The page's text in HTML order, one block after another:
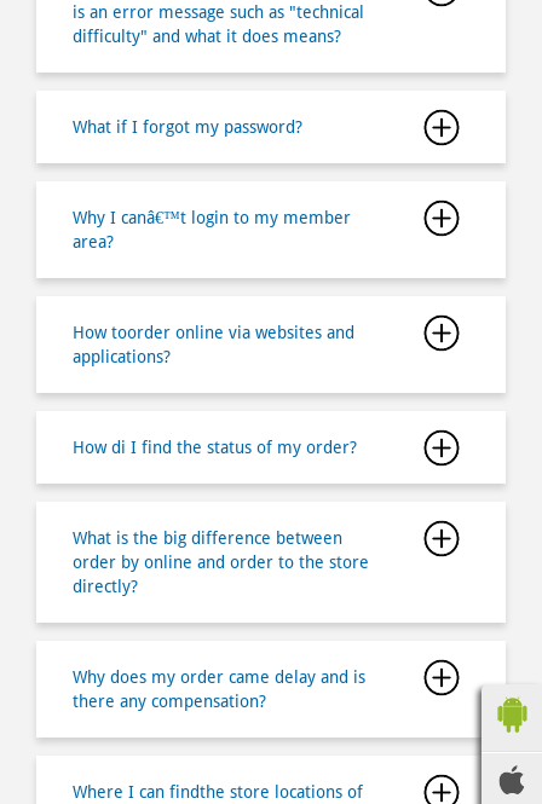
is an error message such as "technical
difficulty" and what it does means?
What if I forgot my password?
Why I canâ€™t login to my member
area?
How toorder online via websites and
applications?
How di I find the status of my order?
What is the big difference between
order by online and order to the store
directly?
Why does my order came delay and is
there any compensation?
Where I can findthe store locations of